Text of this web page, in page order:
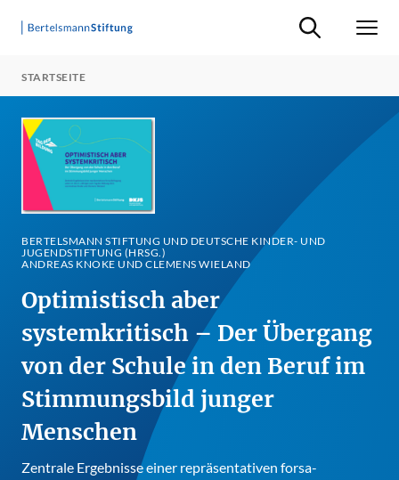
Suche ein-/
STARTSEITE
BERTELSMANN STIFTUNG UND DEUTSCHE KINDER- UND
JUGENDSTIFTUNG (HRSG.)
ANDREAS KNOKE UND CLEMENS WIELAND
Optimistisch aber
systemkritisch – Der Übergang
von der Schule in den Beruf im
Stimmungsbild junger
Menschen
Zentrale Ergebnisse einer repräsentativen forsa-